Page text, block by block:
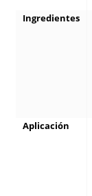
Ingredientes
Aplicación